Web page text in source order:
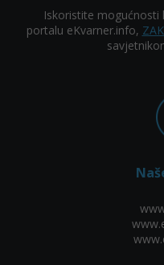
Iskoristite mogućnosti
portalu eKvarner.info,